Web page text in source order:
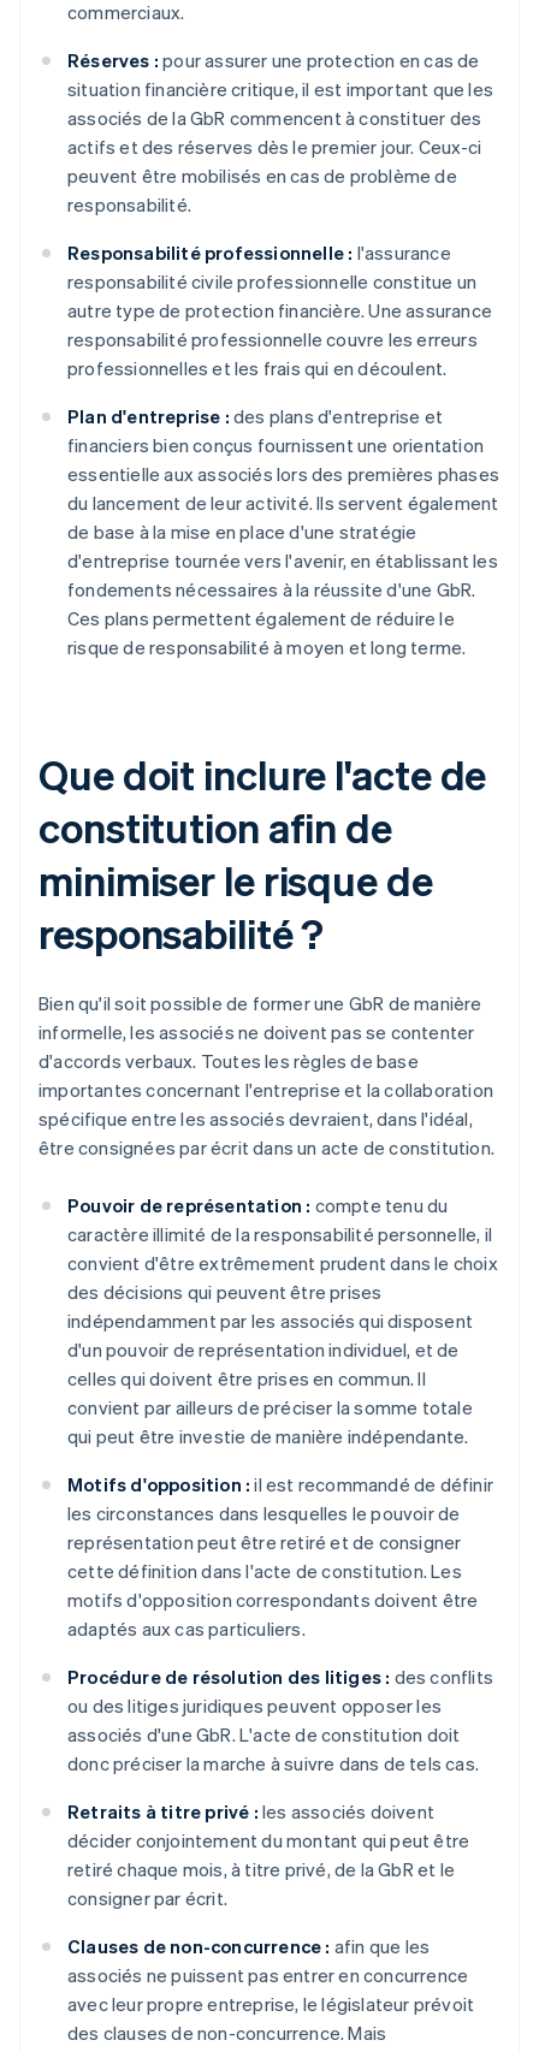
commerciaux.
Réserves : pour assurer une protection en cas de
situation financière critique, il est important que les
associés de la GbR commencent à constituer des
actifs et des réserves dès le premier jour. Ceux-ci
peuvent être mobilisés en cas de problème de
responsabilité.
Responsabilité professionnelle : l'assurance
responsabilité civile professionnelle constitue un
autre type de protection financière. Une assurance
responsabilité professionnelle couvre les erreurs
professionnelles et les frais qui en découlent.
Plan d'entreprise : des plans d'entreprise et
financiers bien conçus fournissent une orientation
essentielle aux associés lors des premières phases
du lancement de leur activité. Ils servent également
de base à la mise en place d'une stratégie
d'entreprise tournée vers l'avenir, en établissant les
fondements nécessaires à la réussite d'une GbR.
Ces plans permettent également de réduire le
risque de responsabilité à moyen et long terme.
Que doit inclure l'acte de
constitution afin de
minimiser le risque de
responsabilité ?
Bien qu'il soit possible de former une GbR de manière
informelle, les associés ne doivent pas se contenter
d'accords verbaux. Toutes les règles de base
importantes concernant l'entreprise et la collaboration
spécifique entre les associés devraient, dans l'idéal,
être consignées par écrit dans un acte de constitution.
Pouvoir de représentation : compte tenu du
caractère illimité de la responsabilité personnelle, il
convient d'être extrêmement prudent dans le choix
des décisions qui peuvent être prises
indépendamment par les associés qui disposent
d'un pouvoir de représentation individuel, et de
celles qui doivent être prises en commun. Il
convient par ailleurs de préciser la somme totale
qui peut être investie de manière indépendante.
Motifs d'opposition : il est recommandé de définir
les circonstances dans lesquelles le pouvoir de
représentation peut être retiré et de consigner
cette définition dans l'acte de constitution. Les
motifs d'opposition correspondants doivent être
adaptés aux cas particuliers.
Procédure de résolution des litiges : des conflits
ou des litiges juridiques peuvent opposer les
associés d'une GbR. L'acte de constitution doit
donc préciser la marche à suivre dans de tels cas.
Retraits à titre privé : les associés doivent
décider conjointement du montant qui peut être
retiré chaque mois, à titre privé, de la GbR et le
consigner par écrit.
Clauses de non-concurrence : afin que les
associés ne puissent pas entrer en concurrence
avec leur propre entreprise, le législateur prévoit
des clauses de non-concurrence. Mais